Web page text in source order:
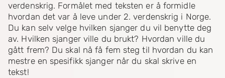
verdenskrig. Formålet med teksten er å formidle
hvordan det var å leve under 2. verdenskrig i Norge.
Du kan selv velge hvilken sjanger du vil benytte deg
av. Hvilken sjanger ville du brukt? Hvordan ville du
gått frem? Du skal nå få fem steg til hvordan du kan
mestre en spesifikk sjanger når du skal skrive en
tekst!